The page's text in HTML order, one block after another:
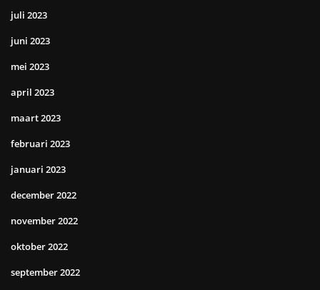
juli 2023
juni 2023
mei 2023
april 2023
maart 2023
februari 2023
januari 2023
december 2022
november 2022
oktober 2022
september 2022